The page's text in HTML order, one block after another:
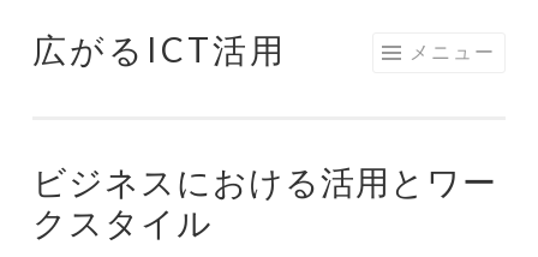
コ
ツ
へ
ス
広がるICT活用 メニュー
ビジネスにおける活用とワー
クスタイル